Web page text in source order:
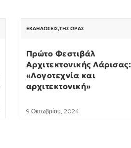
ΕΚΔΗΛΏΣΕΙΣ,ΤΗΣ ΏΡΑΣ
Πρώτο Φεστιβάλ
Αρχιτεκτονικής Λάρισας:
«Λογοτεχνία και
αρχιτεκτονική»
9 Οκτωβρίου, 2024